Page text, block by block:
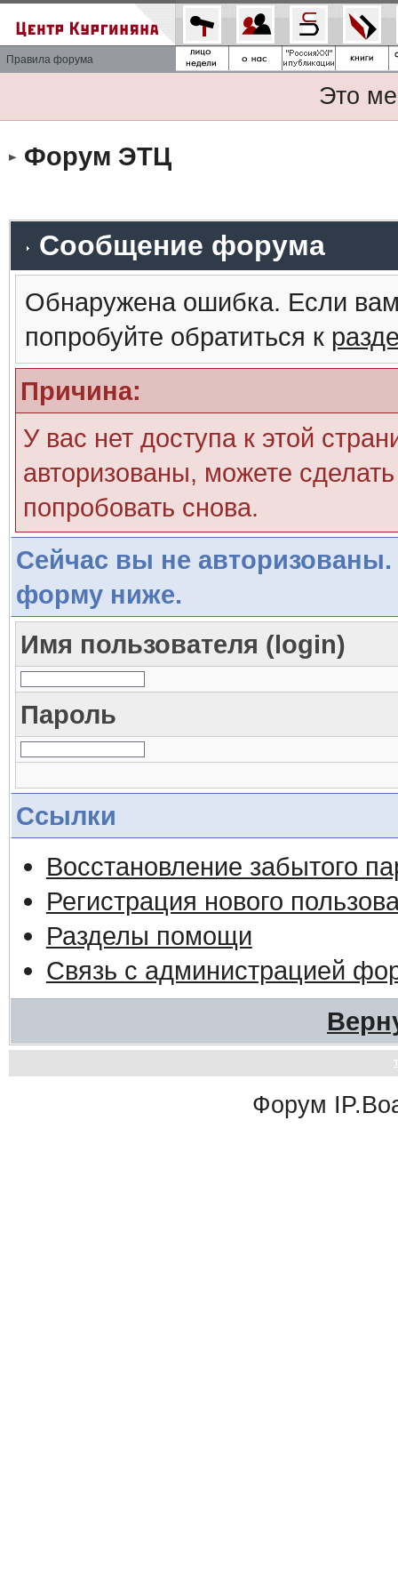
Правила форума
Это
Форум ЭТЦ
Сообщение форума
Обнаружена ошибка. Если
попробуйте обратиться к
Причина:
У вас нет доступа к этой
авторизованы, можете
попробовать снова.
Сейчас вы не авторизованы.
форму ниже.
Имя пользователя (login)
Пароль
Ссылки
Восстановление забытого
Регистрация нового
Разделы помощи
Связь с администрацией
Форум